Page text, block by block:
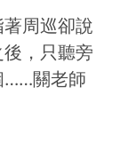
周巡卻說
，只聽旁
……關老師